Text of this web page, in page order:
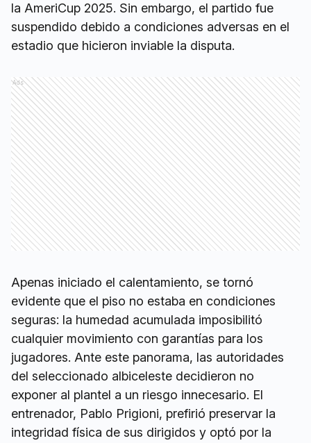
la AmeriCup 2025. Sin embargo, el partido fue
suspendido debido a condiciones adversas en el
estadio que hicieron inviable la disputa.
Ads
Apenas iniciado el calentamiento, se tornó
evidente que el piso no estaba en condiciones
seguras: la humedad acumulada imposibilitó
cualquier movimiento con garantías para los
jugadores. Ante este panorama, las autoridades
del seleccionado albiceleste decidieron no
exponer al plantel a un riesgo innecesario. El
entrenador, Pablo Prigioni, prefirió preservar la
integridad física de sus dirigidos y optó por la